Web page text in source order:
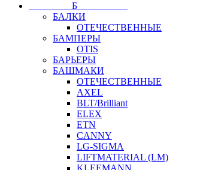
⠀⠀⠀⠀⠀⠀Б⠀⠀⠀⠀⠀⠀⠀
БАЛКИ
ОТЕЧЕСТВЕННЫЕ
БАМПЕРЫ
OTIS
БАРЬЕРЫ
БАШМАКИ
ОТЕЧЕСТВЕННЫЕ
AXEL
BLT/Brilliant
ELEX
ETN
CANNY
LG-SIGMA
LIFTMATERIAL (LM)
KLEEMANN